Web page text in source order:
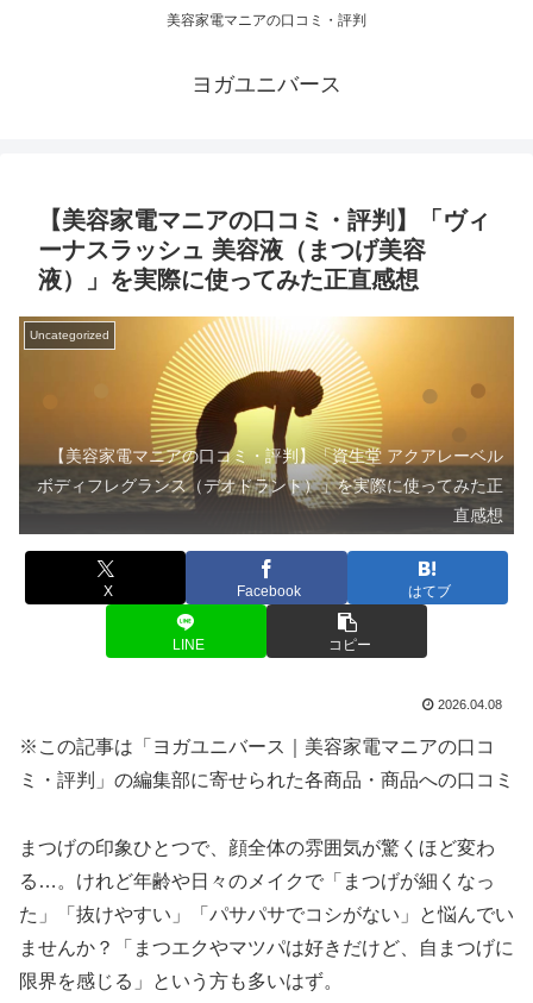
美容家電マニアの口コミ・評判
ヨガユニバース
【美容家電マニアの口コミ・評判】「ヴィ
ーナスラッシュ 美容液（まつげ美容
液）」を実際に使ってみた正直感想
Uncategorized
【美容家電マニアの口コミ・評判】「資生堂 アクアレーベル
ボディフレグランス（デオドラント）」を実際に使ってみた正
直感想
X Facebook はてブ
LINE コピー
2026.04.08
※この記事は「ヨガユニバース｜美容家電マニアの口コ
ミ・評判」の編集部に寄せられた各商品・商品への口コミ
まつげの印象ひとつで、顔全体の雰囲気が驚くほど変わ
る…。けれど年齢や日々のメイクで「まつげが細くなっ
た」「抜けやすい」「パサパサでコシがない」と悩んでい
ませんか？「まつエクやマツパは好きだけど、自まつげに
限界を感じる」という方も多いはず。